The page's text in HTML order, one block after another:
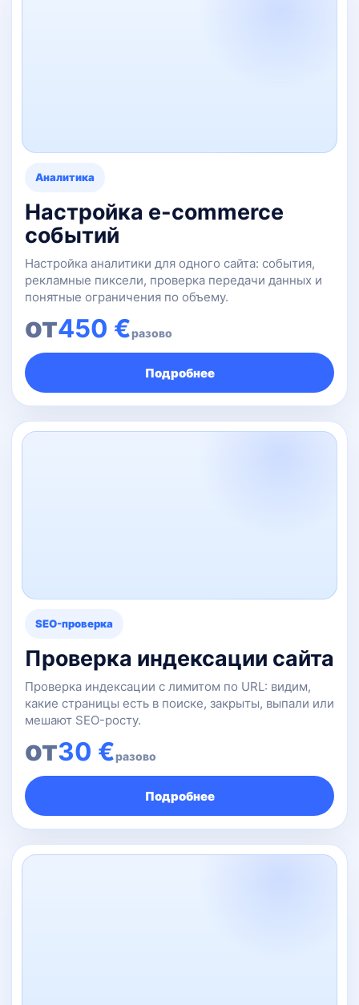
Аналитика
Настройка e-commerce
событий
Настройка аналитики для одного сайта: события,
рекламные пиксели, проверка передачи данных и
понятные ограничения по объему.
от450 €разово
Подробнее
SEO-проверка
Проверка индексации сайта
Проверка индексации с лимитом по URL: видим,
какие страницы есть в поиске, закрыты, выпали или
мешают SEO-росту.
от30 €разово
Подробнее